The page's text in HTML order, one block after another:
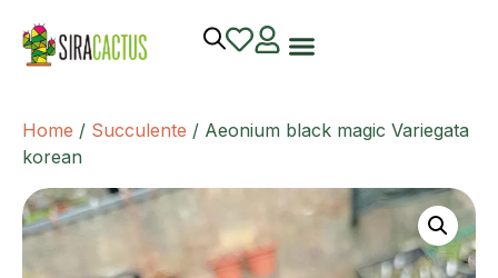
Home / Succulente / Aeonium black magic Variegata
korean